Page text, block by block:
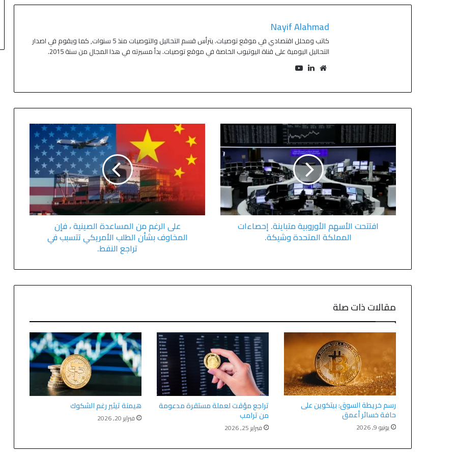
Nayif Alahmad
كاتب ومحلل اقتصادي في موقع توصيات. يترأس قسم التحاليل والتوصيات منذ 5 سنوات, كما ويقوم في اصدار
التحاليل اليومية على قناة اليوتيوب الخاصة في موقع توصيات. بدأ مسيرته في هذا المجال من سنة 2015.
افتتحت الأسهم الأوروبية متباينة. إحصاءات
المملكة المتحدة وشيكة.
على الرغم من المساعدة الصينية ، فإن
المخاوف بشأن الطلب الأمريكي تتسبب في
تراجع النفط.
مقالات ذات صلة
رسم خريطة السوق: بيتكوين على
حافة خسائر أعمق
يونيو 9, 2026
تراجع مؤقت لعملة مستقرة مدعومة
من ترامب
فبراير 25, 2026
هيمنة تيثير رغم الشكوك
فبراير 20, 2026